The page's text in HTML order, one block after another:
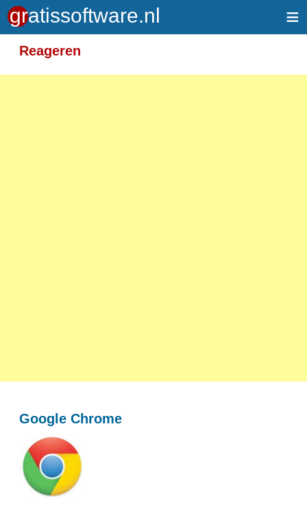
≡
Reageren
Google Chrome